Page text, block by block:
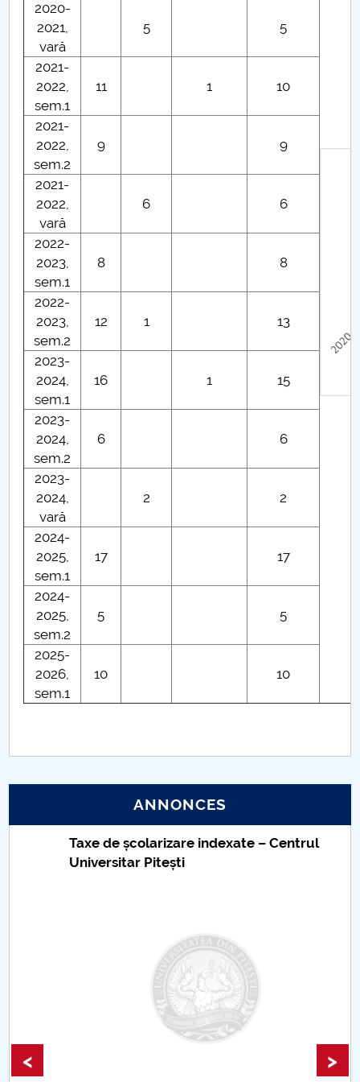
2020-
2021,
vară
5 5
2021-
2022,
sem.1
11 1 10
2021-
2022,
sem.2
9 9
2021-
2022,
vară
6 6
2022-
2023,
sem.1
8 8
2022-
2023,
sem.2
12 1 13
2023-
2024,
sem.1
16 1 15
2023-
2024,
sem.2
6 6
2023-
2024,
vară
2 2
2024-
2025,
sem.1
17 17
2024-
2025,
sem.2
5 5
2025-
2026,
sem.1
10 10
ANNONCES
Taxe de școlarizare indexate – Centrul
Universitar Pitești
< >